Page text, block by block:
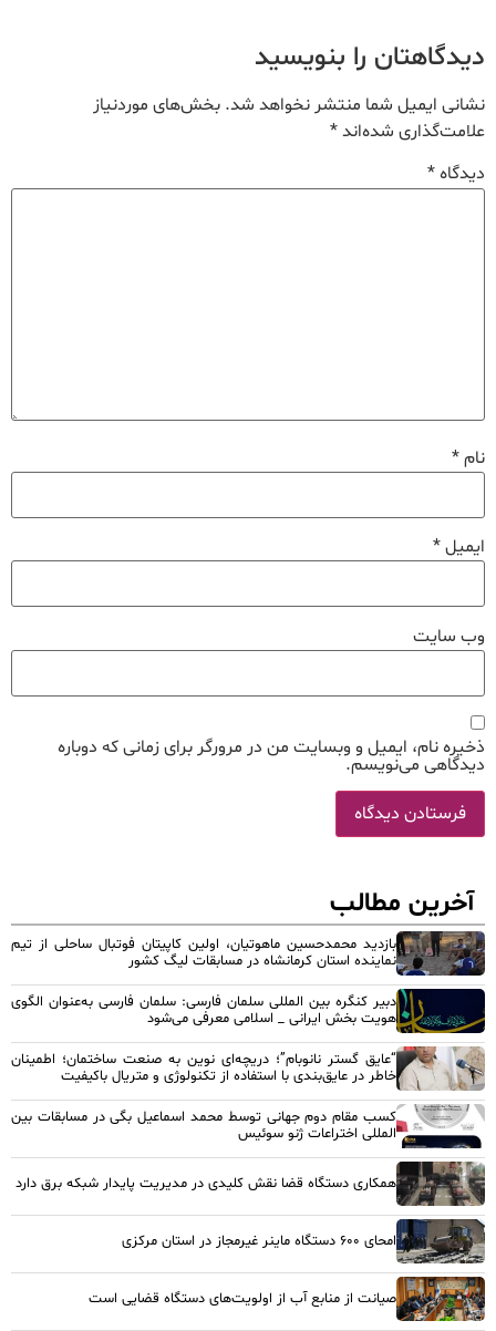
دیدگاهتان را بنویسید
نشانی ایمیل شما منتشر نخواهد شد. بخش‌های موردنیاز
علامت‌گذاری شده‌اند*
دیدگاه*
نام*
ایمیل*
وب‌ سایت
ذخیره نام، ایمیل و وبسایت من در مرورگر برای زمانی که دوباره
دیدگاهی می‌نویسم.
آخرین مطالب
بازدید محمدحسین ماهوتیان، اولین کاپیتان فوتبال ساحلی از تیم
نماینده استان کرمانشاه در مسابقات لیگ کشور
دبیر کنگره بین المللی سلمان فارسی: سلمان فارسی به‌عنوان الگوی
هویت بخش ایرانی _ اسلامی معرفی می‌شود
“عایق گستر نانوبام”؛ دریچه‌ای نوین به صنعت ساختمان؛ اطمینان
خاطر در عایق‌بندی با استفاده از تکنولوژی و متریال باکیفیت
کسب مقام دوم جهانی توسط محمد اسماعیل بگی در مسابقات بین
المللی اختراعات ژنو سوئیس
همکاری دستگاه قضا نقش کلیدی در مدیریت پایدار شبکه برق دارد
امحای ۶۰۰ دستگاه ماینر غیرمجاز در استان مرکزی
صیانت از منابع آب از اولویت‌های دستگاه قضایی است